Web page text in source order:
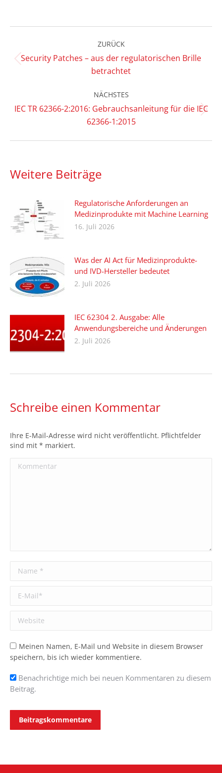
LinkedInFacebook
X
Kommentarnavigation
ZURÜCK
Vorheriger
Beitrag:
Security Patches – aus der regulatorischen Brille
betrachtet
NÄCHSTES
Nächster
Beitrag:
IEC TR 62366-2:2016: Gebrauchsanleitung für die IEC
62366-1:2015
Weitere Beiträge
Regulatorische Anforderungen an
Medizinprodukte mit Machine Learning
16. Juli 2026
Was der AI Act für Medizinprodukte-
und IVD-Hersteller bedeutet
2. Juli 2026
IEC 62304 2. Ausgabe: Alle
Anwendungsbereiche und Änderungen
2. Juli 2026
Schreibe einen Kommentar
Ihre E-Mail-Adresse wird nicht veröffentlicht. Pflichtfelder
sind mit * markiert.
Kommentar
Name *
E-Mail *
Website
Meinen Namen, E-Mail und Website in diesem Browser
speichern, bis ich wieder kommentiere.
Benachrichtige mich bei neuen Kommentaren zu diesem
Beitrag.
Beitragskommentare